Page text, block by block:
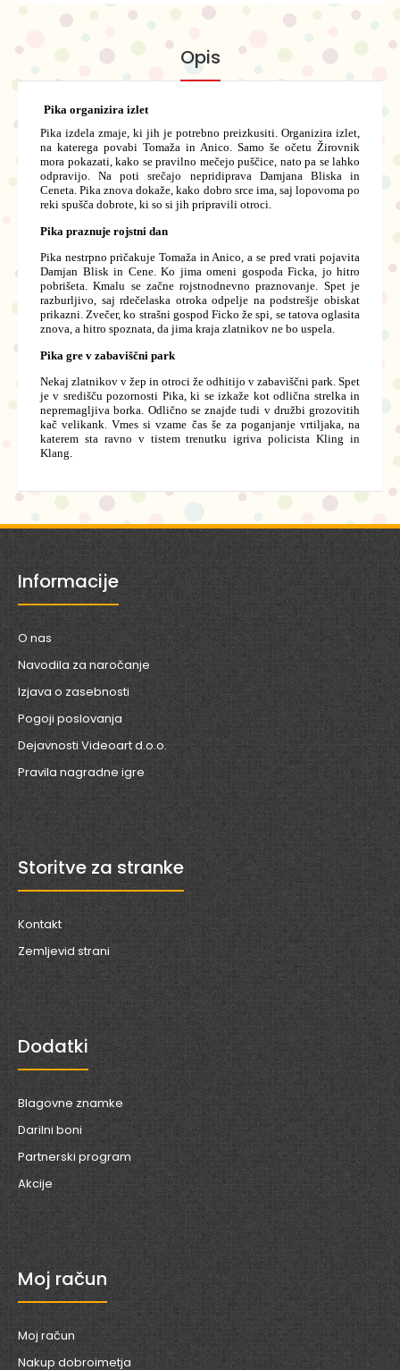
Opis
Pika organizira izlet
Pika izdela zmaje, ki jih je potrebno preizkusiti. Organizira izlet,
na katerega povabi Tomaža in Anico. Samo še očetu Žirovnik
mora pokazati, kako se pravilno mečejo puščice, nato pa se lahko
odpravijo. Na poti srečajo nepridiprava Damjana Bliska in
Ceneta. Pika znova dokaže, kako dobro srce ima, saj lopovoma po
reki spušča dobrote, ki so si jih pripravili otroci.
Pika praznuje rojstni dan
Pika nestrpno pričakuje Tomaža in Anico, a se pred vrati pojavita
Damjan Blisk in Cene. Ko jima omeni gospoda Ficka, jo hitro
pobrišeta. Kmalu se začne rojstnodnevno praznovanje. Spet je
razburljivo, saj rdečelaska otroka odpelje na podstrešje obiskat
prikazni. Zvečer, ko strašni gospod Ficko že spi, se tatova oglasita
znova, a hitro spoznata, da jima kraja zlatnikov ne bo uspela.
Pika gre v zabaviščni park
Nekaj zlatnikov v žep in otroci že odhitijo v zabaviščni park. Spet
je v središču pozornosti Pika, ki se izkaže kot odlična strelka in
nepremagljiva borka. Odlično se znajde tudi v družbi grozovitih
kač velikank. Vmes si vzame čas še za poganjanje vrtiljaka, na
katerem sta ravno v tistem trenutku igriva policista Kling in
Klang.
Informacije
O nas
Navodila za naročanje
Izjava o zasebnosti
Pogoji poslovanja
Dejavnosti Videoart d.o.o.
Pravila nagradne igre
Storitve za stranke
Kontakt
Zemljevid strani
Dodatki
Blagovne znamke
Darilni boni
Partnerski program
Akcije
Moj račun
Moj račun
Nakup dobroimetja